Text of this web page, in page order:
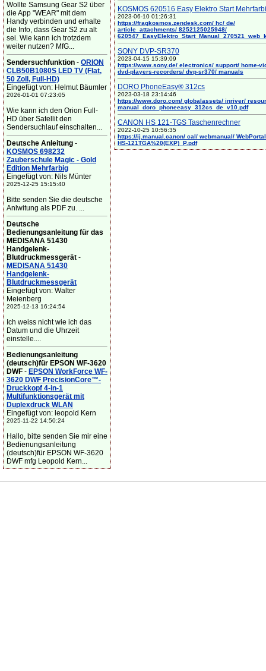
Wollte Samsung Gear S2 über
die App "WEAR" mit dem
Handy verbinden und erhalte
die Info, dass Gear S2 zu alt
sei. Wie kann ich trotzdem
weiter nutzen? MfG...
Sendersuchfunktion - ORION
CLB50B1080S LED TV (Flat,
50 Zoll, Full-HD)
Eingefügt von: Helmut Bäumler
2026-01-01 07:23:05
Wie kann ich den Orion Full-
HD über Satellit den
Sendersuchlauf einschalten...
Deutsche Anleitung -
KOSMOS 698232
Zauberschule Magic - Gold
Edition Mehrfarbig
Eingefügt von: Nils Münter
2025-12-25 15:15:40
Bitte senden Sie die deutsche
Anlwitung als PDF zu. ...
Deutsche
Bedienungsanleitung für das
MEDISANA 51430
Handgelenk-
Blutdruckmessgerät -
MEDISANA 51430
Handgelenk-
Blutdruckmessgerät
Eingefügt von: Walter
Meienberg
2025-12-13 16:24:54
Ich weiss nicht wie ich das
Datum und die Uhrzeit
einstelle....
Bedienungsanleitung
(deutsch)für EPSON WF-3620
DWF - EPSON WorkForce WF-
3620 DWF PrecisionCore™-
Druckkopf 4-in-1
Multifunktionsgerät mit
Duplexdruck WLAN
Eingefügt von: leopold Kern
2025-11-22 14:50:24
Hallo, bitte senden Sie mir eine
Bedienungsanleitung
(deutsch)für EPSON WF-3620
DWF mfg Leopold Kern...
KOSMOS 620516 Easy Elektro Start
2023-06-10 01:26:31
https://fragkosmos.zendesk.com/ hc/ de/
article_attachments/ 8252125025948/
SONY DVP-SR370
2023-04-15 15:39:09
https://www.sony.de/ electronics/ support/ home-
dvd-players-recorders/ dvp-sr370/ manuals
DORO PhoneEasy® 312cs
2023-03-18 23:14:46
https://www.doro.com/ globalassets/ inriver/
manual_doro_phoneeasy_312cs_de_v10.pdf
CANON HS 121-TGS Taschenrechner
2022-10-25 10:56:35
https://ij.manual.canon/ cal/ webmanual/
HS-121TGA%20(EXP)_P.pdf